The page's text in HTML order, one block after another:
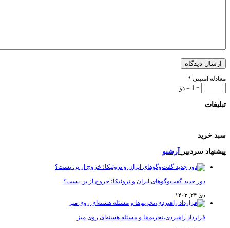
دیدگاه
امنیتی*
سردبیرآرشیو
دور جدید گفت‌وگوهای ایران و تروئیکا؛ خروج از بن بست؟
قرارداد راهبردی،تحریم‌ها و مسئله هسته‌ای روی میز